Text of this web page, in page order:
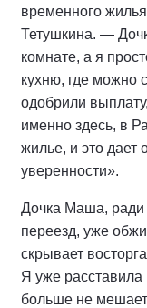
временного
Тетушкина. —
комнате, а я
кухню, где можно
одобрили
именно здесь, в
жилье, и это дает
уверенности».
Дочка Маша, ради
переезд, уже
скрывает
Я уже расставила
больше не